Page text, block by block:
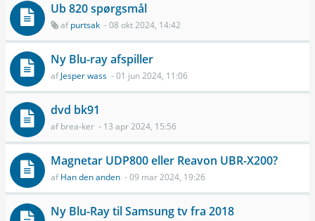
Ub 820 spørgsmål
afpurtsak - 08 okt 2024, 14:42
Ny Blu-ray afspiller
afJesper wass - 01 jun 2024, 11:06
dvd bk91
afbrea-ker - 13 apr 2024, 15:56
Magnetar UDP800 eller Reavon UBR-X200?
afHan den anden - 09 mar 2024, 19:26
Ny Blu-Ray til Samsung tv fra 2018